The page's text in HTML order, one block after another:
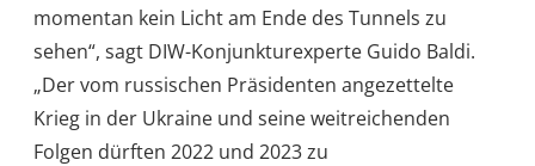
momentan kein Licht am Ende des Tunnels zu
sehen“, sagt DIW-Konjunkturexperte Guido Baldi.
„Der vom russischen Präsidenten angezettelte
Krieg in der Ukraine und seine weitreichenden
Folgen dürften 2022 und 2023 zu